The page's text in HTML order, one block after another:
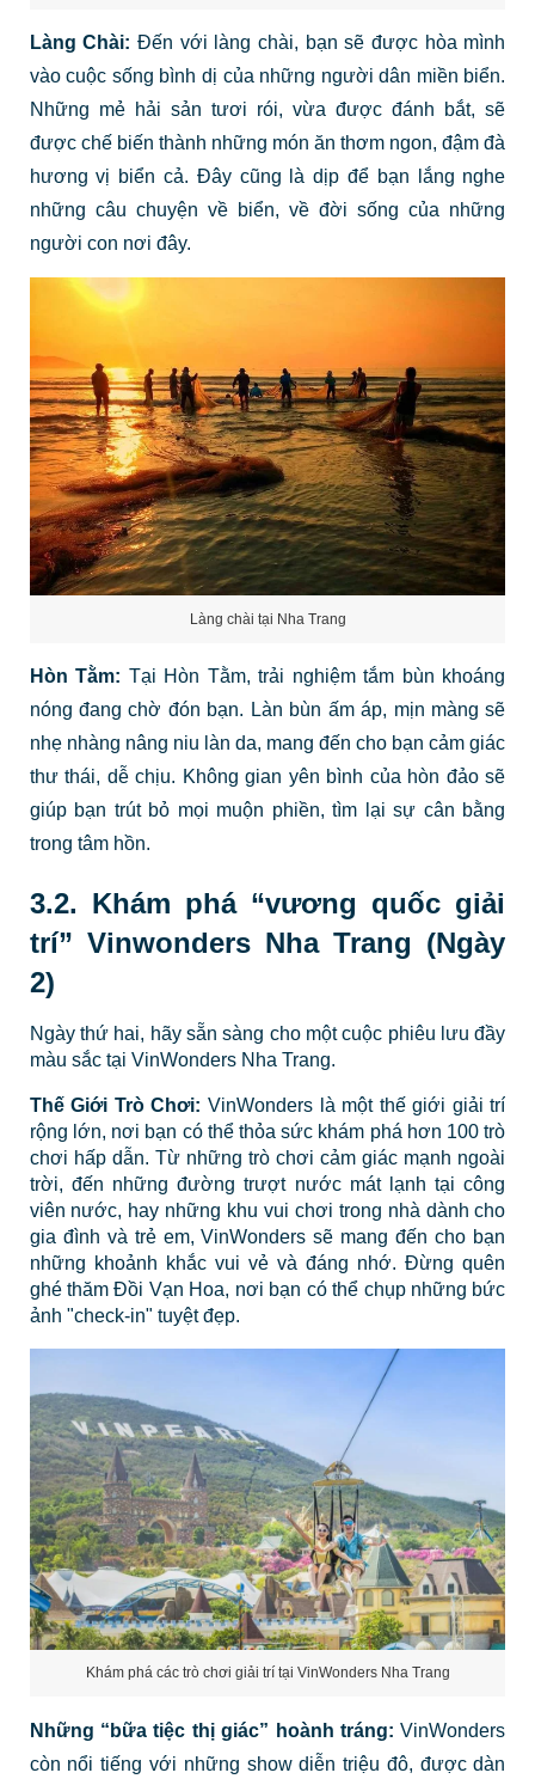
Làng Chài: Đến với làng chài, bạn sẽ được hòa mình
vào cuộc sống bình dị của những người dân miền biển.
Những mẻ hải sản tươi rói, vừa được đánh bắt, sẽ
được chế biến thành những món ăn thơm ngon, đậm đà
hương vị biển cả. Đây cũng là dịp để bạn lắng nghe
những câu chuyện về biển, về đời sống của những
người con nơi đây.
Làng chài tại Nha Trang
Hòn Tằm: Tại Hòn Tằm, trải nghiệm tắm bùn khoáng
nóng đang chờ đón bạn. Làn bùn ấm áp, mịn màng sẽ
nhẹ nhàng nâng niu làn da, mang đến cho bạn cảm giác
thư thái, dễ chịu. Không gian yên bình của hòn đảo sẽ
giúp bạn trút bỏ mọi muộn phiền, tìm lại sự cân bằng
trong tâm hồn.
3.2. Khám phá “vương quốc giải
trí” Vinwonders Nha Trang (Ngày
2)
Ngày thứ hai, hãy sẵn sàng cho một cuộc phiêu lưu đầy
màu sắc tại VinWonders Nha Trang.
Thế Giới Trò Chơi: VinWonders là một thế giới giải trí
rộng lớn, nơi bạn có thể thỏa sức khám phá hơn 100 trò
chơi hấp dẫn. Từ những trò chơi cảm giác mạnh ngoài
trời, đến những đường trượt nước mát lạnh tại công
viên nước, hay những khu vui chơi trong nhà dành cho
gia đình và trẻ em, VinWonders sẽ mang đến cho bạn
những khoảnh khắc vui vẻ và đáng nhớ. Đừng quên
ghé thăm Đồi Vạn Hoa, nơi bạn có thể chụp những bức
ảnh "check-in" tuyệt đẹp.
Khám phá các trò chơi giải trí tại VinWonders Nha Trang
Những “bữa tiệc thị giác” hoành tráng:VinWonders
còn nổi tiếng với những show diễn triệu đô, được dàn